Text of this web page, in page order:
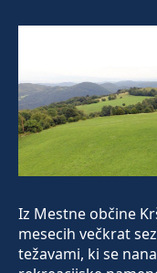
Iz Mestne občine
mesecih večkrat
težavami, ki se